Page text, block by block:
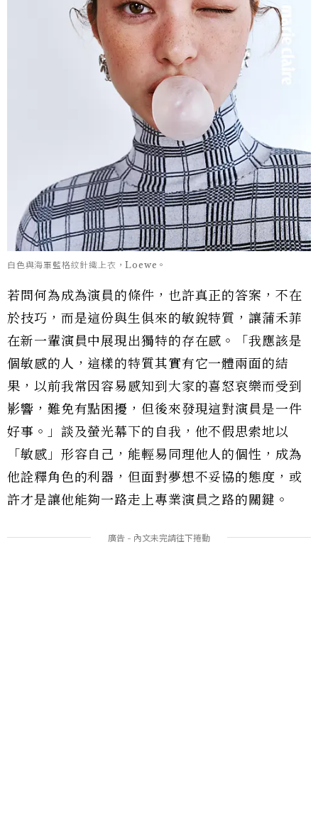
白色與海軍藍格紋針織上衣，Loewe。
若問何為成為演員的條件，也許真正的答案，不在
於技巧，而是這份與生俱來的敏銳特質，讓蒲禾菲
在新一輩演員中展現出獨特的存在感。「我應該是
個敏感的人，這樣的特質其實有它一體兩面的結
果，以前我常因容易感知到大家的喜怒哀樂而受到
影響，難免有點困擾，但後來發現這對演員是一件
好事。」談及螢光幕下的自我，他不假思索地以
「敏感」形容自己，能輕易同理他人的個性，成為
他詮釋角色的利器，但面對夢想不妥協的態度，或
許才是讓他能夠一路走上專業演員之路的關鍵。